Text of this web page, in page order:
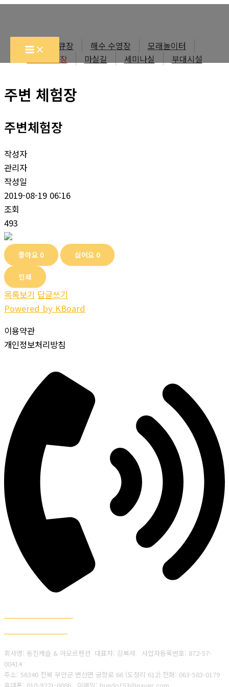
츠
건
뛰
바베큐장 해수 수영장
모래놀이터
주변 체험장
마실길 세미나실 부대시설
주변 체험장
주변체험장
작성자
관리자
작성일
2019-08-19 06:16
조회
493
좋아요 0 싫어요 0
인쇄
목록보기 답글쓰기
Powered by KBoard
이용약관
개인정보처리방침
회사명: 동진캐슬 & 아모르펜션 대표자: 강복례 사업자등록번호: 872-57-
00414
주소: 56340 전북 부안군 변산면 궁항로 66 (도청리 612) 전화: 063-583-0179